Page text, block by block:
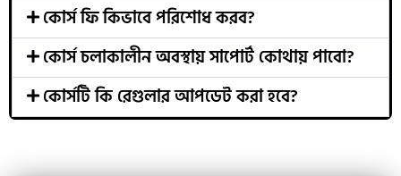
কোর্স ফি কিভাবে পরিশোধ করব?
কোর্স চলাকালীন অবস্থায় সাপোর্ট কোথায় পাবো?
কোর্সটি কি রেগুলার আপডেট করা হবে?